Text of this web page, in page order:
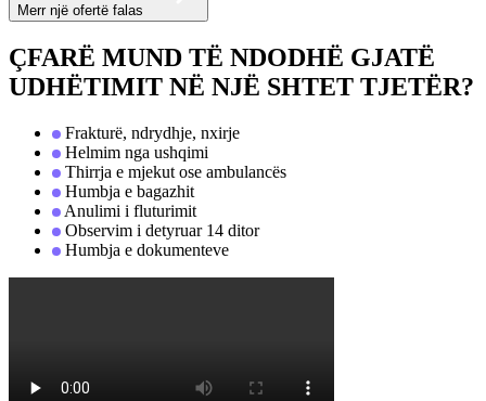
Merr një ofertë falas
ÇFARË MUND TË NDODHË GJATË
UDHËTIMIT NË NJË SHTET TJETËR?
Frakturë, ndrydhje, nxirje
Helmim nga ushqimi
Thirrja e mjekut ose ambulancës
Humbja e bagazhit
Anulimi i fluturimit
Observim i detyruar 14 ditor
Humbja e dokumenteve